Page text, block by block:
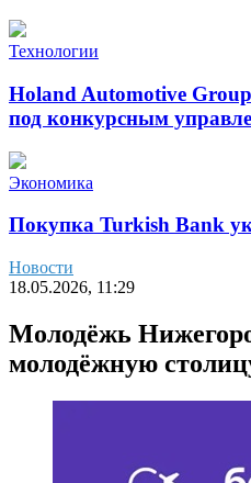
Технологии
Holand Automotive Group
под конкурсным
Экономика
Покупка Turkish Bank
Новости
18.05.2026, 11:29
Молодёжь
молодёжную